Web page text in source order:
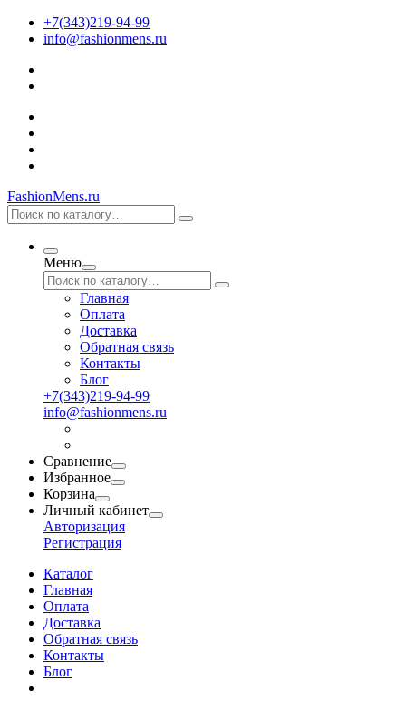
+7(343)219-94-99
info@fashionmens.ru
FashionMens.ru
Меню
Главная
Оплата
Доставка
Обратная связь
Контакты
Блог
+7(343)219-94-99
info@fashionmens.ru
Сравнение
Избранное
Корзина
Личный кабинет
Авторизация
Регистрация
Каталог
Главная
Оплата
Доставка
Обратная связь
Контакты
Блог